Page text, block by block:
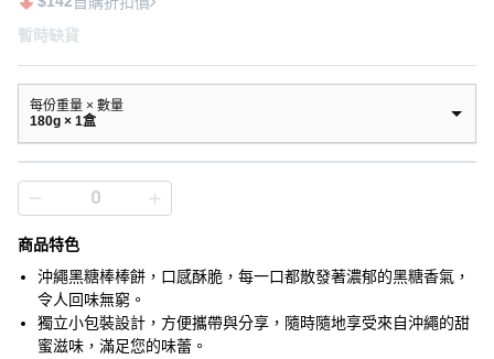
暫時缺貨
每份重量 × 數量
180g × 1盒
商品特色
沖繩黑糖棒棒餅，口感酥脆，每一口都散發著濃郁的黑糖香氣，
令人回味無窮。
獨立小包裝設計，方便攜帶與分享，隨時隨地享受來自沖繩的甜
蜜滋味，滿足您的味蕾。